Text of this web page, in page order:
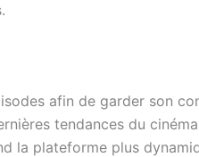
afin de garder son
tendances du
la plateforme plus